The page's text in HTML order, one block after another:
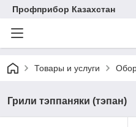
Профприбор Казахстан
Товары и услуги
Грили тэппаняки (тэпан)